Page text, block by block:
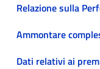
Relazione sulla
Ammontare
Dati relativi ai